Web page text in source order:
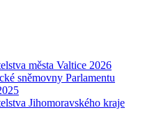
města Valtice 2026
sněmovny Parlamentu
Jihomoravského kraje